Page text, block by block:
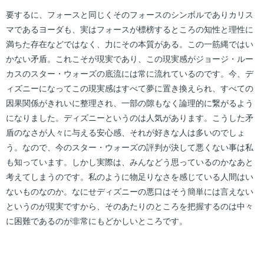
要するに、フォースと同じくそのフォースのシンボルでありカリス
マであるヨーダも、実はフォースが標榜するところの知性と理性に
満ちた存在などではなく、力にその本質がある。この一筋縄ではい
かない矛盾。これこそが現実であり、この現実感がジョージ・ルー
カスのスター・ウォーズの底流には常に流れているのです。今、デ
ィズニーになってこの現実感はすべて夢に置き換えられ、すべての
因果関係がきれいに整理され、一部の隙もなく論理的に繋がるよう
になりました。ディズニーというのは人気があります。こうした矛
盾のなさが人々に与える安心感、それが好きな人は多いのでしょ
う。なので、今のスター・ウォーズの評判が決して悪くない事は私
も知っています。しかし実際は、みんなどう思っているのかなあと
考えてしまうのです。私のように物足りなさを感じている人間はい
ないものなのか。なにせディズニーの悪口はそう簡単には言えない
というのが現実ですから、そのあたりのところを把握するのは中々
に困難であるのが非常にもどかしいところです。